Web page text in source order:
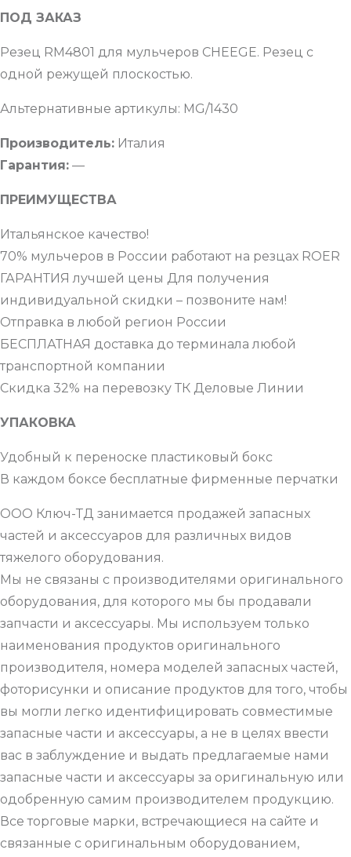
ПОД ЗАКАЗ
Резец RM4801 для мульчеров CHEEGE. Резец с
одной режущей плоскостью.
Альтернативные артикулы: MG/1430
Производитель: Италия
Гарантия: —
ПРЕИМУЩЕСТВА
Итальянское качество!
70% мульчеров в России работают на резцах ROER
ГАРАНТИЯ лучшей цены Для получения
индивидуальной скидки – позвоните нам!
Отправка в любой регион России
БЕСПЛАТНАЯ доставка до терминала любой
транспортной компании
Скидка 32% на перевозку ТК Деловые Линии
УПАКОВКА
Удобный к переноске пластиковый бокс
В каждом боксе бесплатные фирменные перчатки
ООО Ключ-ТД занимается продажей запасных
частей и аксессуаров для различных видов
тяжелого оборудования.
Мы не связаны с производителями оригинального
оборудования, для которого мы бы продавали
запчасти и аксессуары. Мы используем только
наименования продуктов оригинального
производителя, номера моделей запасных частей,
фоторисунки и описание продуктов для того, чтобы
вы могли легко идентифицировать совместимые
запасные части и аксессуары, а не в целях ввести
вас в заблуждение и выдать предлагаемые нами
запасные части и аксессуары за оригинальную или
одобренную самим производителем продукцию.
Все торговые марки, встречающиеся на сайте и
связанные с оригинальным оборудованием,